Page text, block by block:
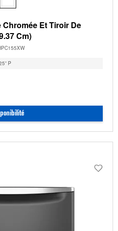
Et Tiroir De
Cm)
P